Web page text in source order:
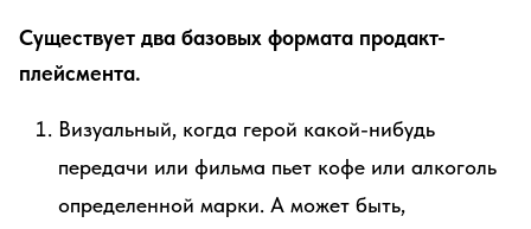
Существует два базовых формата продакт-
плейсмента.
Визуальный, когда герой какой-нибудь
передачи или фильма пьет кофе или алкоголь
определенной марки. А может быть,